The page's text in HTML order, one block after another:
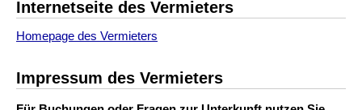
Internetseite des Vermieters
Homepage des Vermieters
Impressum des Vermieters